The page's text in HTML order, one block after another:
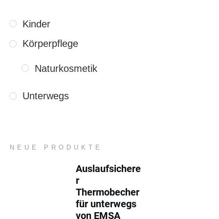
Kinder
Körperpflege
Naturkosmetik
Unterwegs
NEUE PRODUKTE
Auslaufsichere
r
Thermobecher
für unterwegs
von EMSA